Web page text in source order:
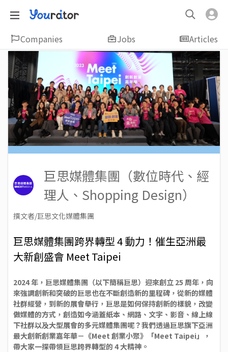
Companies Jobs Articles
巨思媒體集團（數位時代、經
理人、Shopping Design）
撰文者/巨思文化媒體集團
巨思媒體集團跨界轉型 4 動力！催生亞洲最
大新創盛會 Meet Taipei
2024 年，巨思媒體集團（以下簡稱巨思）迎來創立 25 周年，向
來強調創新和突破的巨思也在不斷創造新的里程碑，從新的媒體
社群經營，到新的展會舉行，巨思是如何保持創新的樣貌，改變
做媒體的方式，創造如今涵蓋紙本、網路、文字、影音、線上線
下社群以及大型展會的多元媒體集團呢？我們透過巨思旗下亞洲
最大創新創業嘉年華－《Meet 創業小聚》「Meet Taipei」，
帶大家一探帶領巨思跨界轉型的 4 大精神。